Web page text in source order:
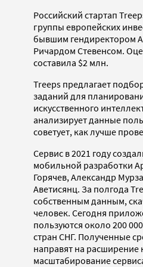
Российский стартап
группы европейских
бывшим гендиректором
Ричардом Стевенсом.
составила $2 млн.
Treeps предлагает
заданий для
искусственного
анализирует данные
советует, как лучше
Сервис в 2021 году
мобильной разработки
Горячев, Александр
Аветисянц. За полгода
собственным данным,
человек. Сегодня
пользуются около 200
стран СНГ. Полученные
направят на расширение
масштабирование